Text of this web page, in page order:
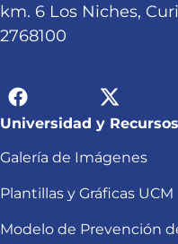
km. 6 Los Niches,
2768100
Universidad y Recursos
Galería de Imágenes
Plantillas y Gráficas UCM
Modelo de Prevención